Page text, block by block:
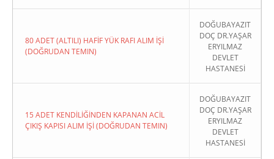
80 ADET (ALTILI) HAFİF YÜK RAFI ALIM İŞİ
(DOĞRUDAN TEMIN)
DOĞUBAYAZIT
DOÇ DR.YAŞAR
ERYILMAZ
DEVLET
HASTANESİ
15 ADET KENDİLİĞİNDEN KAPANAN ACİL
ÇIKIŞ KAPISI ALIM İŞİ (DOĞRUDAN TEMIN)
DOĞUBAYAZIT
DOÇ DR.YAŞAR
ERYILMAZ
DEVLET
HASTANESİ